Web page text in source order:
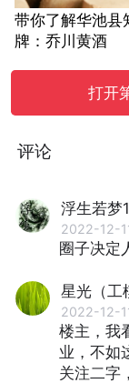
带你了解华池县
牌：乔川黄酒
打开
评论
浮生若
2022-12-
圈子决定
星光（工
2022-12-
楼主，我
业，不如
关注二字